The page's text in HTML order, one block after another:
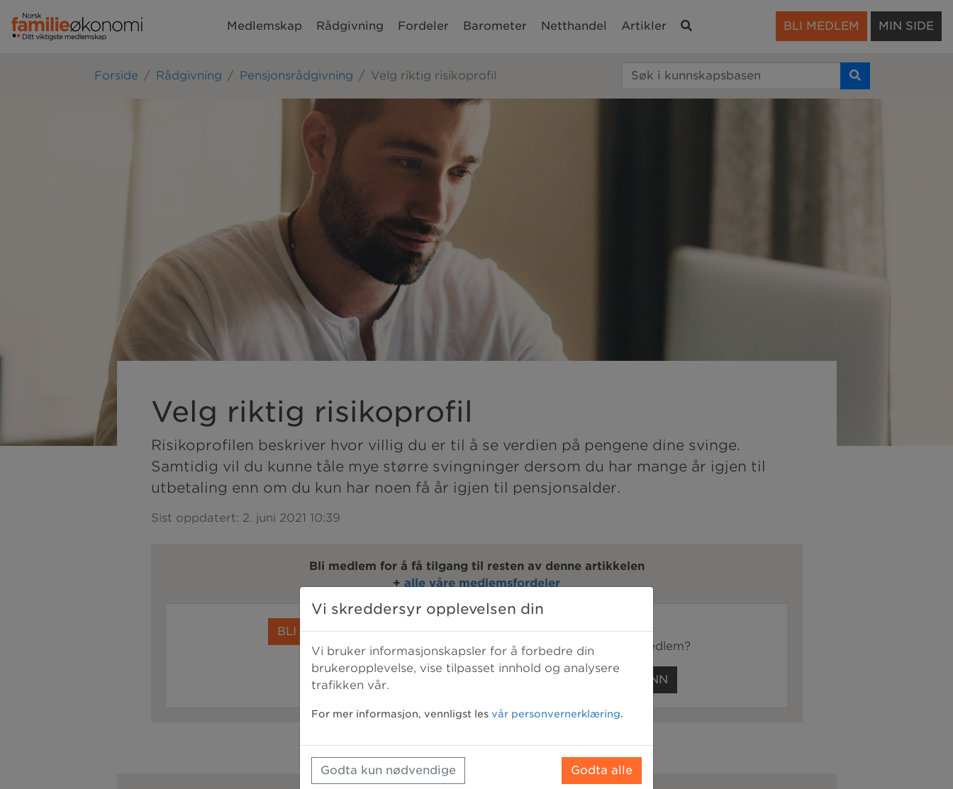
Medlemskap Rådgivning Fordeler Barometer Netthandel Artikler Søk BLI MEDLEM MIN SIDE
Forside Rådgivning Pensjonsrådgivning Velg riktig risikoprofil
Velg riktig risikoprofil
Risikoprofilen beskriver hvor villig du er til å se verdien på pengene dine svinge.
Samtidig vil du kunne tåle mye større svingninger dersom du har mange år igjen til
utbetaling enn om du kun har noen få år igjen til pensjonsalder.
Sist oppdatert: 2. juni 2021 10:39
Bli medlem for å få tilgang til resten av denne artikkelen
+ alle våre medlemsfordeler
BLI MEDLEM
Allerede medlem?
LOGG INN
Vi skreddersyr opplevelsen din
Vi bruker informasjonskapsler for å forbedre din
brukeropplevelse, vise tilpasset innhold og analysere
trafikken vår.
For mer informasjon, vennligst les vår personvernerklæring.
Godta kun nødvendige Godta alle